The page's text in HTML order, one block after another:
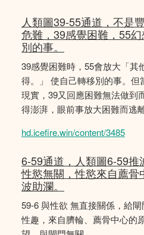
人類圖39-55通道，不是
危難，39感覺困難，55
別的事。
39感覺困難時，55會放大「其
得。」 使自己轉移別的事。
現實，39又回應困難無法做到
得澎湃，眼前事放大困難而逃離
hd.icefire.win/content/3485
6-59通道，人類圖6-59推
性慾無關，性慾來自薦骨
波助瀾。
59-6 與性欲 無直接關係，給
性趣，來自臍輪、薦骨中心的